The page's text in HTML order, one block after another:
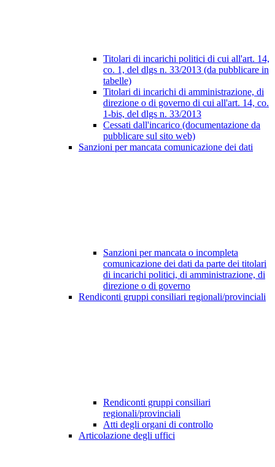
Titolari di incarichi politici di cui all'art. 14,
co. 1, del dlgs n. 33/2013 (da pubblicare in
tabelle)
Titolari di incarichi di amministrazione, di
direzione o di governo di cui all'art. 14, co.
1-bis, del dlgs n. 33/2013
Cessati dall'incarico (documentazione da
pubblicare sul sito web)
Sanzioni per mancata comunicazione dei dati
Sanzioni per mancata o incompleta
comunicazione dei dati da parte dei titolari
di incarichi politici, di amministrazione, di
direzione o di governo
Rendiconti gruppi consiliari regionali/provinciali
Rendiconti gruppi consiliari
regionali/provinciali
Atti degli organi di controllo
Articolazione degli uffici